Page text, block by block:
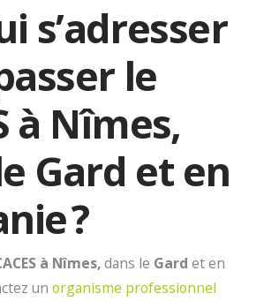
s’adresser
le
à Nîmes,
Gard et en
?
à Nîmes,dans le Gard et en
un organisme professionnel